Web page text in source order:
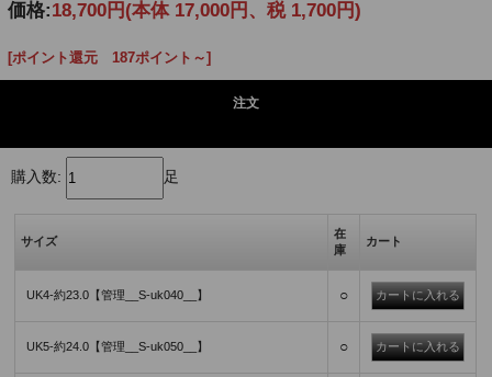
価格:18,700円 (本体 17,000円、税 1,700円)
[ポイント還元 187ポイント～]
注文
購入数: 足
サイズ
在
庫
カート
UK4-約23.0【管理__S-uk040__】 ○
UK5-約24.0【管理__S-uk050__】 ○